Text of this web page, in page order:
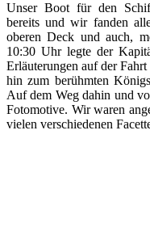
Unser Boot für den
bereits und wir fanden
oberen Deck und auch,
10:30 Uhr legte der
Erläuterungen auf der
hin zum berühmten
Auf dem Weg dahin und
Fotomotive. Wir waren
vielen verschiedenen